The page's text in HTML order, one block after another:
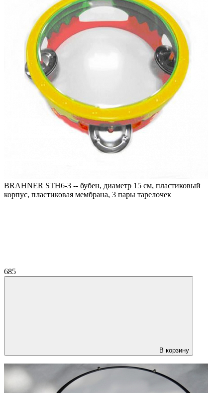
BRAHNER STH6-3 -- бубен, диаметр 15 см, пластиковый
корпус, пластиковая мембрана, 3 пары тарелочек
685
В корзину